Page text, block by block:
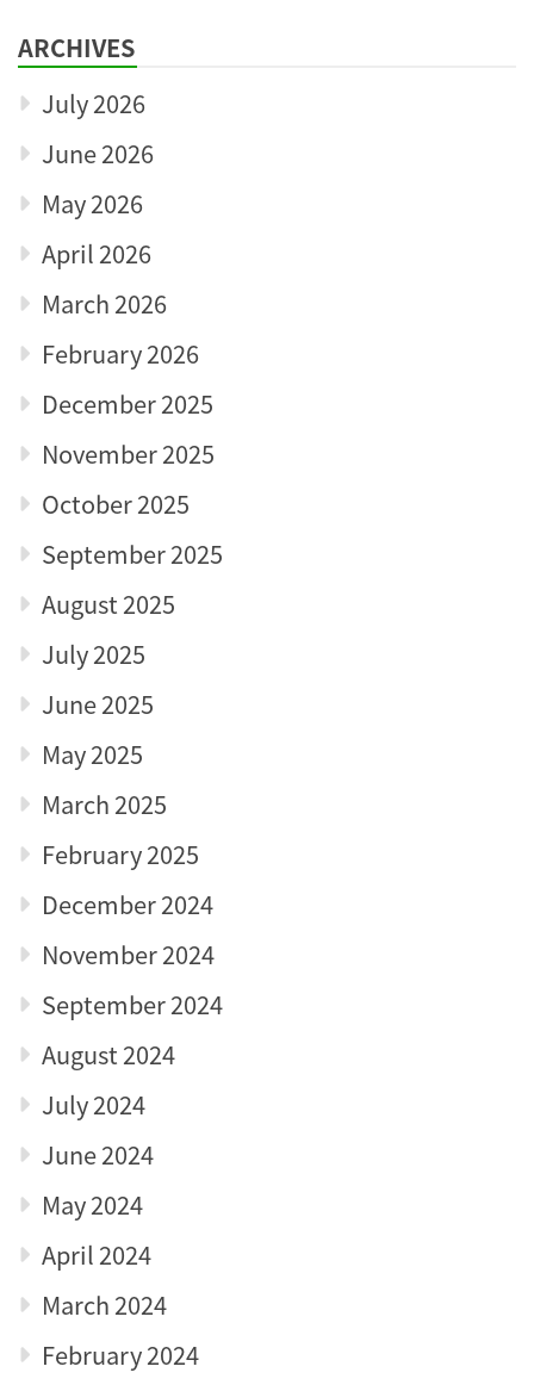
ARCHIVES
July 2026
June 2026
May 2026
April 2026
March 2026
February 2026
December 2025
November 2025
October 2025
September 2025
August 2025
July 2025
June 2025
May 2025
March 2025
February 2025
December 2024
November 2024
September 2024
August 2024
July 2024
June 2024
May 2024
April 2024
March 2024
February 2024